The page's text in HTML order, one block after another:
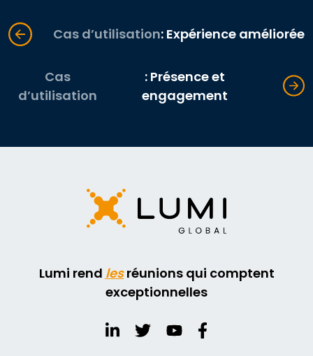
Cas d’utilisation: Expérience améliorée
Cas
d’utilisation
: Présence et
engagement
Lumi rend lesréunions qui comptent
exceptionnelles